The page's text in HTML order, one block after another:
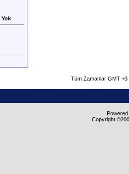
Yok
Tüm Zamanlar GMT
Copyright